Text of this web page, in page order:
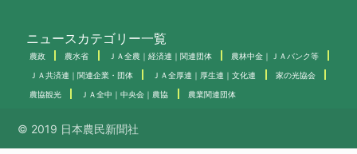
ニュースカテゴリー一覧
農政 農水省 ＪＡ全農｜経済連｜関連団体 農林中金｜ＪＡバンク等
ＪＡ共済連｜関連企業・団体 ＪＡ全厚連｜厚生連｜文化連 家の光協会
農協観光 ＪＡ全中｜中央会｜農協 農業関連団体
© 2019 日本農民新聞社